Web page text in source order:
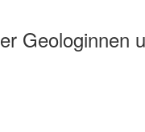
Geologinnen